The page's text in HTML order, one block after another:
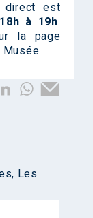
direct est
à 19h.
la page
, Les